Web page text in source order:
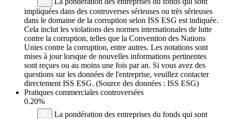
impliquées dans des controverses sérieuses ou très sérieuses
dans le domaine de la corruption selon ISS ESG est indiquée.
Cela inclut les violations des normes internationales de lutte
contre la corruption, telles que la Convention des Nations
Unies contre la corruption, entre autres. Les notations sont
mises à jour lorsque de nouvelles informations pertinentes
sont reçues ou au moins une fois par an. Si vous avez des
questions sur les données de l'entreprise, veuillez contacter
directement ISS ESG. (Source des données : ISS ESG)
Pratiques commerciales controversées
0.20%
La pondération des entreprises du fonds qui sont